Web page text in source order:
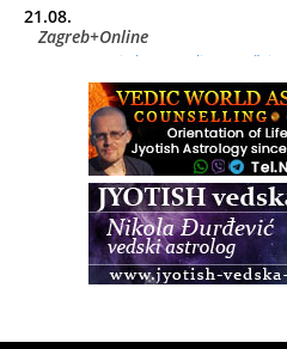
21.08.
Zagreb+Online
Osnovni ThetaHealing® tečaj,
Zagreb
Osnovna radionica za
Healing course)
Access BARS®, otpusti stres
Access Energetski Facelift®